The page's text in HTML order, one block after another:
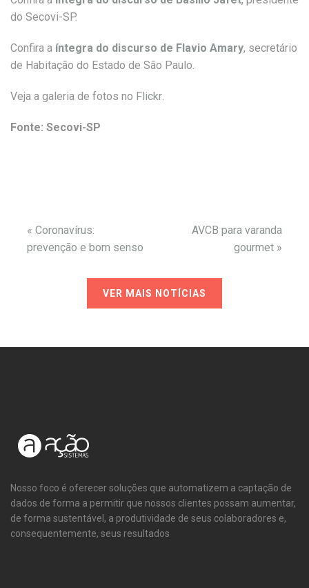
do Secovi-SP.
Confira a íntegra do discurso de Flavio Amary, secretário
de Habitação do Estado de São Paulo.
Veja a galeria de fotos no Flickr.
Fonte: Secovi-SP
« Coronavírus:
prevenção e bom senso
AVCB para varanda
gourmet »
VER MAIS NOTÍCIAS
Nosso foco é oferecer soluções que automatizem a captação de
dados de forma a permitir que nossos clientes possam aumentar,
de forma sustentável, a produtividade de seus colaboradores e,
consequentemente, seus resultados